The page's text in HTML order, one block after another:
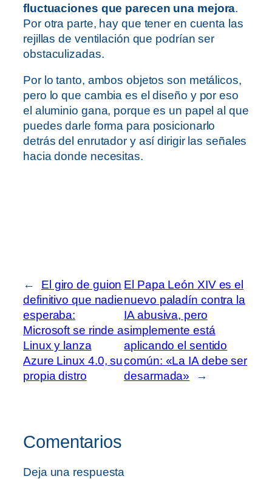
fluctuaciones que parecen una mejora.
Por otra parte, hay que tener en cuenta las
rejillas de ventilación que podrían ser
obstaculizadas.
Por lo tanto, ambos objetos son metálicos,
pero lo que cambia es el diseño y por eso
el aluminio gana, porque es un papel al que
puedes darle forma para posicionarlo
detrás del enrutador y así dirigir las señales
hacia donde necesitas.
←
El giro de guion
definitivo que nadie
esperaba:
Microsoft se rinde a
Linux y lanza
Azure Linux 4.0, su
propia distro
El Papa León XIV es el
nuevo paladín contra la
IA abusiva, pero
simplemente está
aplicando el sentido
común: «La IA debe ser
desarmada»
→
Comentarios
Deja una respuesta